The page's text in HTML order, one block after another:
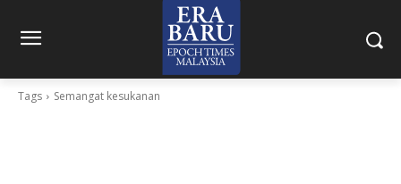
Tags Semangat kesukanan